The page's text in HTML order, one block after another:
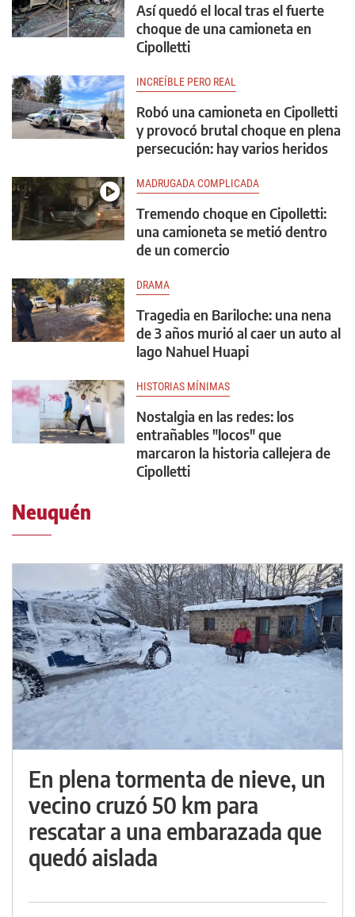
Así quedó el local tras el fuerte
choque de una camioneta en
Cipolletti
INCREÍBLE PERO REAL
Robó una camioneta en Cipolletti
y provocó brutal choque en plena
persecución: hay varios heridos
MADRUGADA COMPLICADA
Tremendo choque en Cipolletti:
una camioneta se metió dentro
de un comercio
DRAMA
Tragedia en Bariloche: una nena
de 3 años murió al caer un auto al
lago Nahuel Huapi
HISTORIAS MÍNIMAS
Nostalgia en las redes: los
entrañables "locos" que
marcaron la historia callejera de
Cipolletti
Neuquén
En plena tormenta de nieve, un
vecino cruzó 50 km para
rescatar a una embarazada que
quedó aislada